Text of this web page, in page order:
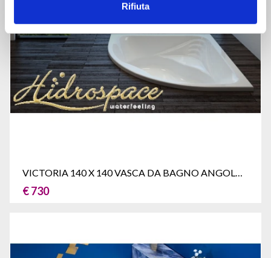
Rifiuta
€ 730